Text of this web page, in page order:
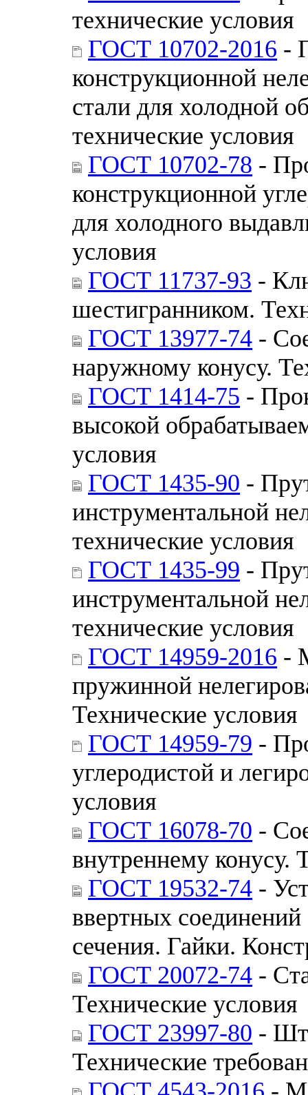
технические условия
ГОСТ 10702-2016 -
конструкционной
стали для холодной
технические условия
ГОСТ 10702-78 -
конструкционной
для холодного
условия
ГОСТ 11737-93 -
шестигранником.
ГОСТ 13977-74 -
наружному конусу.
ГОСТ 1414-75 -
высокой
условия
ГОСТ 1435-90 -
инструментальной
технические условия
ГОСТ 1435-99 -
инструментальной
технические условия
ГОСТ 14959-2016 -
пружинной
Технические условия
ГОСТ 14959-79 -
углеродистой и
условия
ГОСТ 16078-70 -
внутреннему конусу.
ГОСТ 19532-74 -
ввертных
сечения. Гайки.
ГОСТ 20072-74 -
Технические условия
ГОСТ 23997-80 -
Технические